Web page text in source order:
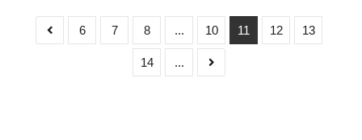
6 7 8 ... 10 11 12 13
14 ...